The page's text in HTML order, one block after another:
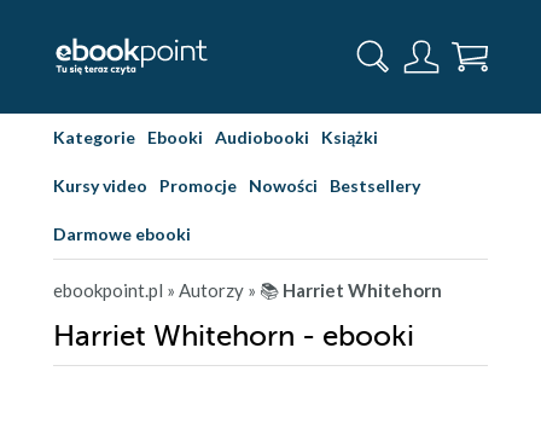
Kategorie Ebooki Audiobooki Książki
Kursy video Promocje Nowości Bestsellery
Darmowe ebooki
ebookpoint.pl » Autorzy » 📚 Harriet Whitehorn
Harriet Whitehorn - ebooki